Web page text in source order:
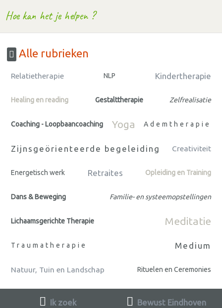
Hoe kan het je helpen ?
Alle rubrieken
Relatietherapie NLP Kindertherapie
Healing en reading Gestalttherapie Zelfrealisatie
Coaching - Loopbaancoaching Yoga Ademtherapie
Zijnsgeörienteerde begeleiding Creativiteit
Energetisch werk Retraites Opleiding en Training
Dans & Beweging Familie- en systeemopstellingen
Lichaamsgerichte Therapie Meditatie
Traumatherapie Medium
Natuur, Tuin en Landschap Rituelen en Ceremonies
Ik zoek Bewust Eindhoven